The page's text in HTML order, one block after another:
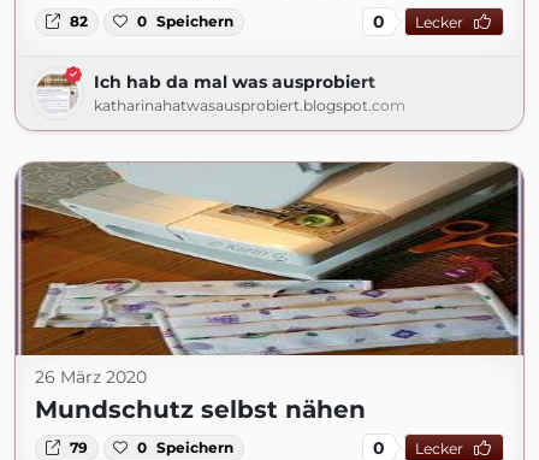
82 0 Speichern 0 Lecker
Ich hab da mal was ausprobiert
katharinahatwasausprobiert.blogspot.com
26 März 2020
Mundschutz selbst nähen
79 0 Speichern 0 Lecker